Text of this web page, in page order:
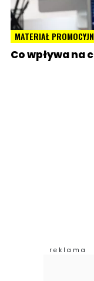
MATERIAŁ
Co wpływa na